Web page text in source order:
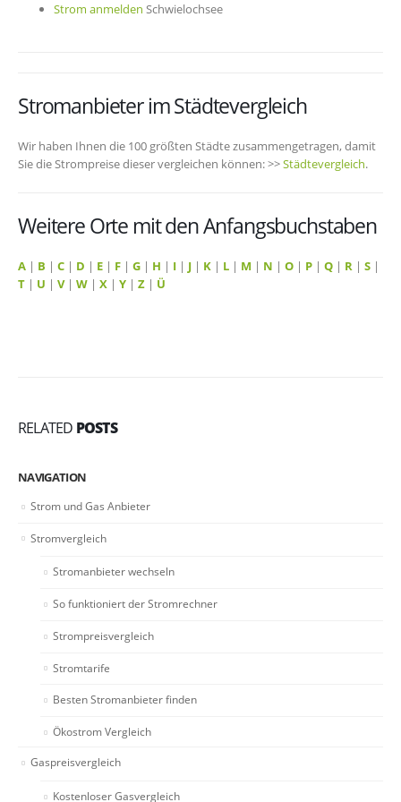
Strom anmelden Schwielochsee
Stromanbieter im Städtevergleich
Wir haben Ihnen die 100 größten Städte zusammengetragen, damit
Sie die Strompreise dieser vergleichen können: >>Städtevergleich.
Weitere Orte mit den Anfangsbuchstaben
A | B | C | D | E | F | G | H | I | J | K | L | M | N | O | P | Q | R | S |
T | U | V| W | X | Y | Z | Ü
RELATED POSTS
NAVIGATION
Strom und Gas Anbieter
Stromvergleich
Stromanbieter wechseln
So funktioniert der Stromrechner
Strompreisvergleich
Stromtarife
Besten Stromanbieter finden
Ökostrom Vergleich
Gaspreisvergleich
Kostenloser Gasvergleich